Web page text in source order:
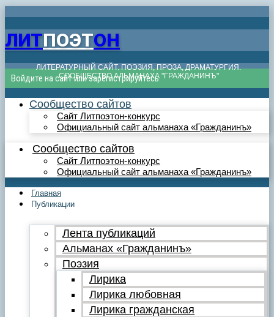
ЛИТПОЭТОН
ЛИТЕРАТУРНЫЙ САЙТ. ПОЭЗИЯ, ПРОЗА, ДРАМАТУРГИЯ.
СООБЩЕСТВО АЛЬМАНАХА "ГРАЖДАНИНЪ"
Войдите на сайт или зарегистрируйтесь
Сообщество сайтов
Сайт Литпоэтон-конкурс
Официальный сайт альманаха «Гражданинъ»
Сообщество сайтов
Сайт Литпоэтон-конкурс
Официальный сайт альманаха «Гражданинъ»
Главная
Публикации
Лента публикаций
Альманах «Гражданинъ»
Поэзия
Лирика
Лирика любовная
Лирика гражданская